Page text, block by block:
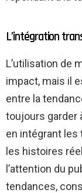
L’intégration
L’utilisation de
impact, mais il
entre la
toujours garder
en intégrant
les histoires
l’attention du
tendances,